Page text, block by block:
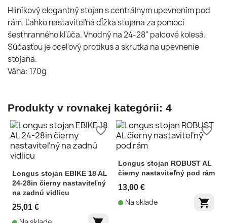
Hliníkový elegantný stojan s centrálnym upevnením pod
rám. Ľahko nastaviteľná dĺžka stojana za pomoci
šesťhranného kľúča. Vhodný na 24-28" palcové kolesá.
Súčasťou je oceľový protikus a skrutka na upevnenie
stojana.
Váha: 170g
Produkty v rovnakej kategórii: 4
Longus stojan EBIKE 18 AL
24-28in čierny nastaviteľný
na zadnú vidlicu
25,01 €
favorite_border
Longus stojan ROBUST AL
čierny nastaviteľný pod rám
13,00 €
shopping_cart
Na sklade
favorite_border